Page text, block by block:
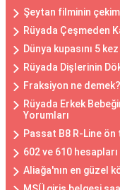
Şeytan filminin
Rüyada Çeşmeden
Dünya kupasını 5
Rüyada Dişlerinin
Fraksiyon ne demek?
Rüyada Erkek
Yorumları
Passat B8 R-Line ön
602 ve 610
Aliağa'nın en güzel